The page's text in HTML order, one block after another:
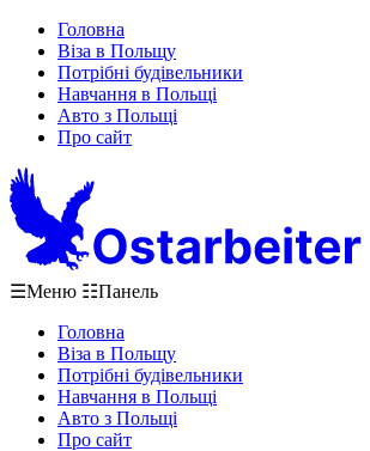
Головна
Віза в Польщу
Потрібні будівельники
Навчання в Польщі
Авто з Польщі
Про сайт
☰Меню ☷Панель
Головна
Віза в Польщу
Потрібні будівельники
Навчання в Польщі
Авто з Польщі
Про сайт